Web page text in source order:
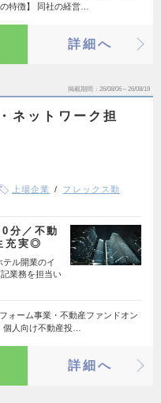
特徴】 同社の経営…
詳細へ
掲載期間 26/08/06～26/08/19
ネットワーク担
上場企業
フレックス勤
分／不動
充実◎
テル開業のイ
業務を担当い
ォーム事業・不動産ファンドオン
人向け不動産投…
詳細へ